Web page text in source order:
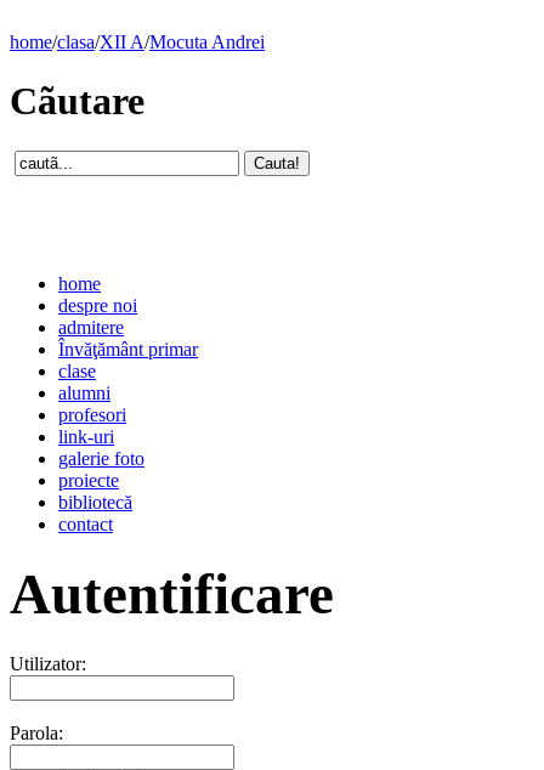
home/clasa/XII A/Mocuta Andrei
Cãutare
home
despre noi
admitere
Învăţământ primar
clase
alumni
profesori
link-uri
galerie foto
proiecte
bibliotecă
contact
Autentificare
Utilizator:
Parola: